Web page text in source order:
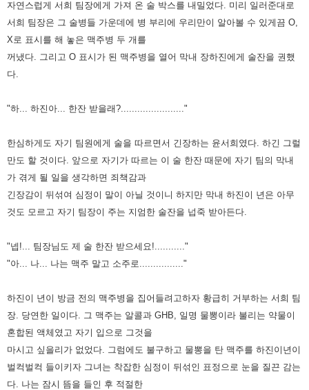
자연스럽게 서희 팀장에게 가져 온 술 박스를 내밀었다. 미리 일러준대로
서희 팀장은 그 술병들 가운데에 병 부리에 우리만이 알아볼 수 있게끔 O,
X로 표시를 해 놓은 맥주병 두 개를
꺼냈다. 그리고 O 표시가 된 맥주병을 열어 막내 장하진에게 술잔을 권했
다.
"하... 하진아... 한잔 받을래?......................."
한심하게도 자기 팀원에게 술을 따르면서 긴장하는 윤서희였다. 하긴 그럴
만도 할 것이다. 앞으로 자기가 따르는 이 술 한잔 때문에 자기 팀의 막내
가 겪게 될 일을 생각하면 죄책감과
긴장감이 뒤섞여 심정이 말이 아닐 것이니 하지만 막내 하진이 년은 아무
것도 모르고 자기 팀장이 주는 지엄한 술잔을 넙죽 받아든다.
"넵!... 팀장님도 제 술 한잔 받으세요!..........."
"아... 나... 나는 맥주 말고 소주로................"
하진이 년이 방금 전의 맥주병을 집어들려고하자 황급히 거부하는 서희 팀
장. 당연한 일이다. 그 맥주는 알콜과 GHB, 일명 물뽕이라 불리는 약물이
혼합된 액체였고 자기 입으로 그것을
마시고 싶을리가 없었다. 그럼에도 불구하고 물뽕을 탄 맥주를 하진이년이
벌컥벌컥 들이키자 그녀는 착잡한 심정이 뒤섞인 표정으로 눈을 질끈 감는
다. 나는 잠시 뜸을 들인 후 적절한